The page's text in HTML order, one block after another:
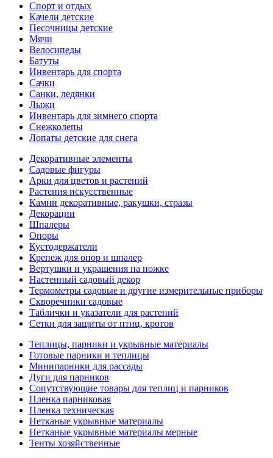
Спорт и отдых
Качели детские
Песочницы детские
Мячи
Велосипеды
Батуты
Инвентарь для спорта
Сачки
Санки, ледянки
Лыжи
Инвентарь для зимнего спорта
Снежколепы
Лопаты детские для снега
Декоративные элементы
Садовые фигуры
Арки для цветов и растений
Растения искусственные
Камни декоративные, ракушки, стразы
Декорации
Шпалеры
Опоры
Кустодержатели
Крепеж для опор и шпалер
Вертушки и украшения на ножке
Настенный садовый декор
Термометры садовые и другие измерительные приборы
Скворечники садовые
Таблички и указатели для растений
Сетки для защиты от птиц, кротов
Теплицы, парники и укрывные материалы
Готовые парники и теплицы
Минипарники для рассады
Дуги для парников
Сопутствующие товары для теплиц и парников
Пленка парниковая
Пленка техническая
Нетканые укрывные материалы
Нетканые укрывные материалы мерные
Тенты хозяйственные